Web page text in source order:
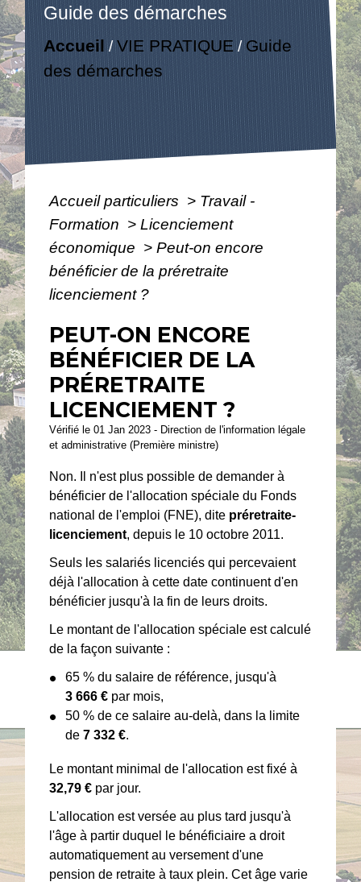
Guide des démarches
Accueil /VIE PRATIQUE / Guide
des démarches
Accueil particuliers > Travail -
Formation > Licenciement
économique > Peut-on encore
bénéficier de la préretraite
licenciement ?
PEUT-ON ENCORE
BÉNÉFICIER DE LA
PRÉRETRAITE
LICENCIEMENT ?
Vérifié le 01 Jan 2023 - Direction de l'information légale
et administrative (Première ministre)
Non. Il n'est plus possible de demander à
bénéficier de l'allocation spéciale du Fonds
national de l'emploi (FNE), dite préretraite-
licenciement, depuis le 10 octobre 2011.
Seuls les salariés licenciés qui percevaient
déjà l'allocation à cette date continuent d'en
bénéficier jusqu'à la fin de leurs droits.
Le montant de l'allocation spéciale est calculé
de la façon suivante :
65 % du salaire de référence, jusqu'à
3 666 € par mois,
50 % de ce salaire au-delà, dans la limite
de7 332 €.
Le montant minimal de l'allocation est fixé à
32,79 € par jour.
L'allocation est versée au plus tard jusqu'à
l'âge à partir duquel le bénéficiaire a droit
automatiquement au versement d'une
pension de retraite à taux plein. Cet âge varie